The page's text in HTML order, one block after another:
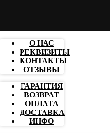
О НАС
РЕКВИЗИТЫ
КОНТАКТЫ
ОТЗЫВЫ
ГАРАНТИЯ
ВОЗВРАТ
ОПЛАТА
ДОСТАВКА
ИНФО